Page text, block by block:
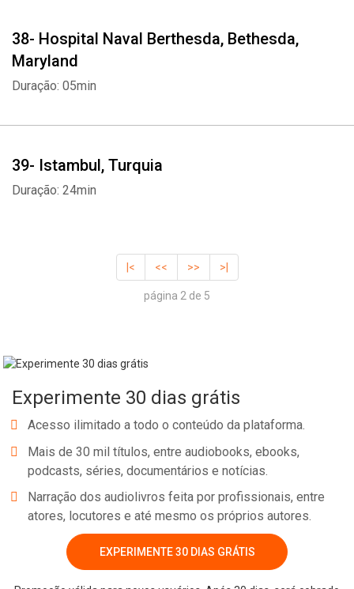
38- Hospital Naval Berthesda, Bethesda,
Maryland
Duração: 05min
39- Istambul, Turquia
Duração: 24min
|< << >> >|
página 2 de 5
Experimente 30 dias grátis
Acesso ilimitado a todo o conteúdo da plataforma.
Mais de 30 mil títulos, entre audiobooks, ebooks,
podcasts, séries, documentários e notícias.
Narração dos audiolivros feita por profissionais, entre
atores, locutores e até mesmo os próprios autores.
EXPERIMENTE 30 DIAS GRÁTIS